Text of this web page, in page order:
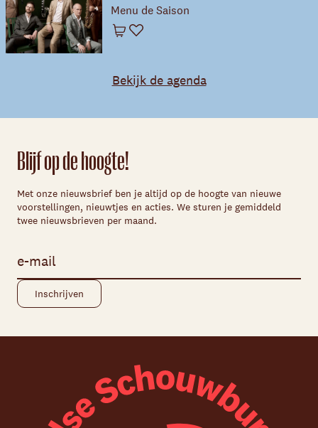
Menu de Saison
Winkelwagen
Favoriet
Bekijk de agenda
Blijf op de hoogte!
Met onze nieuwsbrief ben je altijd op de hoogte van nieuwe
voorstellingen, nieuwtjes en acties. We sturen je gemiddeld
twee nieuwsbrieven per maand.